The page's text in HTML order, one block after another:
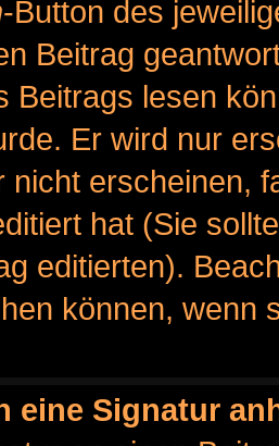
-Button des
Beitrag
Beitrags lesen
Er wird nur
nicht erscheinen,
hat (Sie
editierten).
können, wenn
eine Signatur